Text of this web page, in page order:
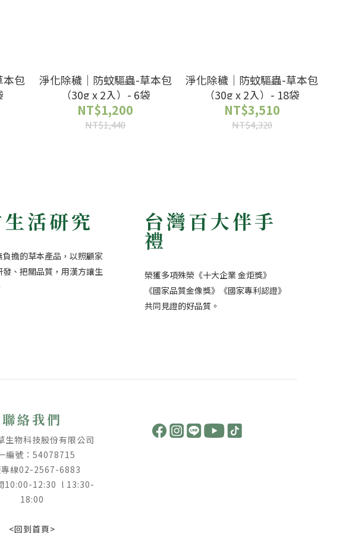
本包
淨化除穢｜防蚊驅蟲-草本包
（30g x 2入）- 6袋
NT$1,200
NT$1,440
淨化除穢｜防蚊驅蟲-草本包
（30g x 2入）- 18袋
NT$3,510
NT$4,320
活研究
負擔的草本產品，以照顧家
發、把關品質，用漢方讓生
台灣百大伴手
禮
榮獲多項殊榮《十大企業 金炬獎》
《國家品質金像獎》《國家專利認證》
共同見證的好品質。
聯絡我們
生物科技股份有限公司
編號：54078715
線02-2567-6883
10:00-12:30 l 13:30-
18:00
<回到首頁>